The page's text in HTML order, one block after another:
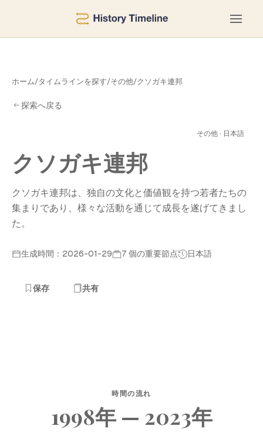
ホーム/タイムラインを探す/その他/クソガキ連邦
探索へ戻る
その他 · 日本語
クソガキ連邦
クソガキ連邦は、独自の文化と価値観を持つ若者たちの
集まりであり、様々な活動を通じて成長を遂げてきまし
た。
生成時間：2026-01-29 7 個の重要節点 日本語
保存 共有
時間の流れ
1998年 — 2023年